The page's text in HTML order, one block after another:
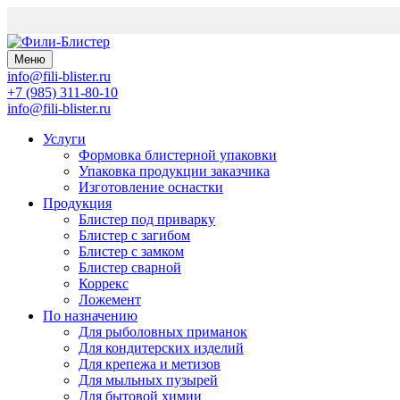
Меню
info@fili-blister.ru
+7 (985) 311-80-10
info@fili-blister.ru
Услуги
Формовка блистерной упаковки
Упаковка продукции заказчика
Изготовление оснастки
Продукция
Блистер под приварку
Блистер с загибом
Блистер с замком
Блистер сварной
Коррекс
Ложемент
По назначению
Для рыболовных приманок
Для кондитерских изделий
Для крепежа и метизов
Для мыльных пузырей
Для бытовой химии